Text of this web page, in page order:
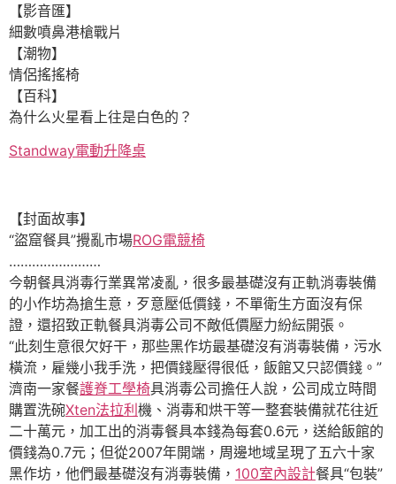
【影音匯】
細數噴鼻港槍戰片
【潮物】
情侶搖搖椅
【百科】
為什么火星看上往是白色的？
Standway電動升降桌
【封面故事】
“盜窟餐具”攪亂市場ROG電競椅
……………………
今朝餐具消毒行業異常凌亂，很多最基礎沒有正軌消毒裝備
的小作坊為搶生意，歹意壓低價錢，不單衛生方面沒有保
證，還招致正軌餐具消毒公司不敵低價壓力紛紜開張。
“此刻生意很欠好干，那些黑作坊最基礎沒有消毒裝備，污水
橫流，雇幾小我手洗，把價錢壓得很低，飯館又只認價錢。”
濟南一家餐護脊工學椅具消毒公司擔任人說，公司成立時間
購置洗碗Xten法拉利機、消毒和烘干等一整套裝備就花往近
二十萬元，加工出的消毒餐具本錢為每套0.6元，送給飯館的
價錢為0.7元；但從2007年開端，周邊地域呈現了五六十家
黑作坊，他們最基礎沒有消毒裝備， 100室內設計餐具“包裝”